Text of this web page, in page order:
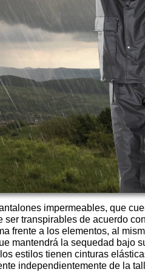
impermeables, que
transpirables de acuerdo
frente a los elementos, al
mantendrá la sequedad bajo
estilos tienen cinturas
independientemente de la